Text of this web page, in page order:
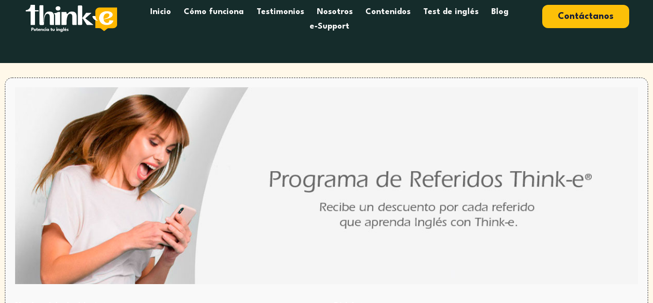
Inicio Cómo funciona Testimonios Nosotros Contenidos Test de inglés
Blog
e-Support
Contáctanos